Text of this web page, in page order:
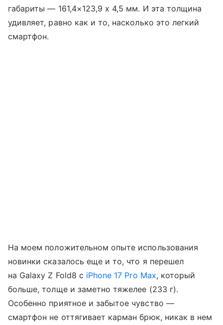
габариты — 161,4×123,9 x 4,5 мм. И эта толщина
удивляет, равно как и то, насколько это легкий
смартфон.
На моем положительном опыте использования
новинки сказалось еще и то, что я перешел
на Galaxy Z Fold8 с iPhone 17 Pro Max, который
больше, толще и заметно тяжелее (233 г).
Особенно приятное и забытое чувство —
смартфон не оттягивает карман брюк, никак в нем